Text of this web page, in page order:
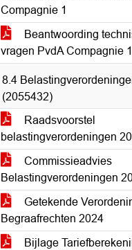
Compagnie 1
Beantwoording
vragen PvdA Compagnie 1
8.4
(2055432)
Raadsvoorstel
belastingverordeningen
Commissieadvies
Belastingverordeningen
Getekende
Begraafrechten 2024
Bijlage